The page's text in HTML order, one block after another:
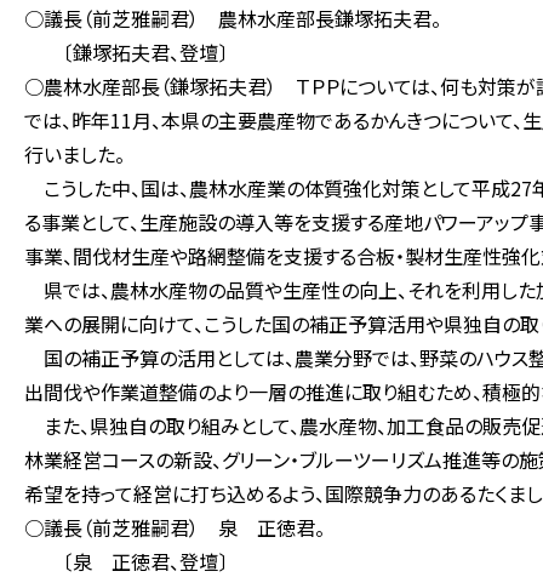
○議長（前芝雅嗣君） 農林水産部長鎌塚拓夫君。
〔鎌塚拓夫君、登壇〕
○農林水産部長（鎌塚拓夫君） ＴＰＰについては、何も対策
では、昨年11月、本県の主要農産物であるかんきつについて
行いました。
こうした中、国は、農林水産業の体質強化対策として平成
る事業として、生産施設の導入等を支援する産地パワーアッ
事業、間伐材生産や路網整備を支援する合板・製材生産性強
県では、農林水産物の品質や生産性の向上、それを利用し
業への展開に向けて、こうした国の補正予算活用や県独自の
国の補正予算の活用としては、農業分野では、野菜のハウ
出間伐や作業道整備のより一層の推進に取り組むため、積極
また、県独自の取り組みとして、農水産物、加工食品の販
林業経営コースの新設、グリーン・ブルーツーリズム推進等の
希望を持って経営に打ち込めるよう、国際競争力のあるたくま
○議長（前芝雅嗣君） 泉 正徳君。
〔泉 正徳君、登壇〕